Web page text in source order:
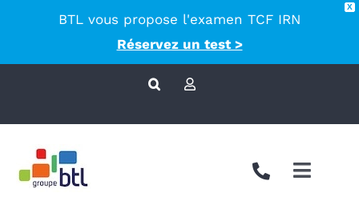
X
BTL vous propose l'examen TCF IRN
Réservez un test >
Toggle